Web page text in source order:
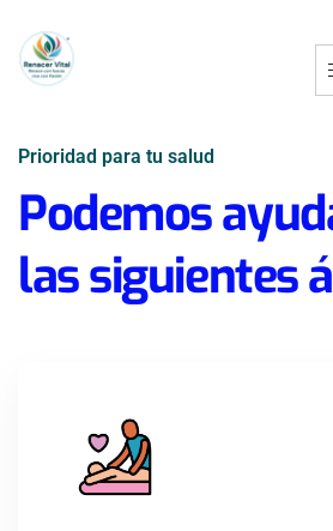
Prioridad para tu salud
Podemos
las siguientes